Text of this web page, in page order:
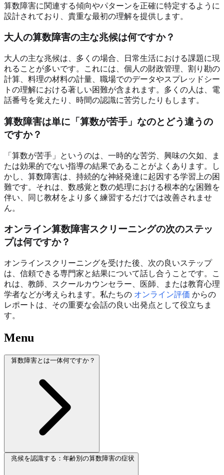
算数障害に関連する傾向やパターンを正確に特定するように
設計されており、貴重な最初の理解を提供します。
大人の算数障害の主な兆候は何ですか？
大人の主な兆候は、多くの場合、日常生活における課題に現
れることが多いです。これには、個人の財政管理、割り勘の
計算、料理の材料の計量、職場でのデータやスプレッドシー
トの理解における著しい困難が含まれます。多くの人は、電
話番号を覚えたり、時間の認識に苦労したりもします。
算数障害は単に「算数が苦手」なのとどう違うの
ですか？
「算数が苦手」というのは、一時的な苦労、興味の欠如、ま
たは効果的でない指導の結果であることがよくあります。し
かし、算数障害は、持続的な神経発達に起因する学習上の困
難です。それは、数感覚と数の処理における根本的な困難を
伴い、同じ教材をより多く練習するだけでは改善されませ
ん。
オンライン算数障害スクリーニングの次のステッ
プは何ですか？
オンラインスクリーニングを受けた後、次の良いステップ
は、信頼できる専門家と結果について話し合うことです。こ
れは、教師、スクールカウンセラー、医師、または教育心理
学者などが考えられます。私たちの オンライン評価 からの
レポートは、その重要な会話の良い出発点として役立ちま
す。
Menu
算数障害とは一体何ですか？
兆候を認識する：年齢別の算数障害の症状